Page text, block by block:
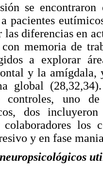
se
pacientes
diferencias en
con memoria de
a explorar
y la amígdala,
global
controles, uno
dos
colaboradores los
y en fase